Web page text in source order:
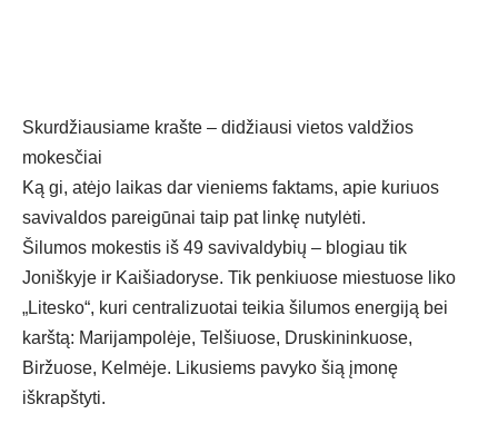
Skurdžiausiame krašte – didžiausi vietos valdžios
mokesčiai
Ką gi, atėjo laikas dar vieniems faktams, apie kuriuos
savivaldos pareigūnai taip pat linkę nutylėti.
Šilumos mokestis iš 49 savivaldybių – blogiau tik
Joniškyje ir Kaišiadoryse. Tik penkiuose miestuose liko
„Litesko“, kuri centralizuotai teikia šilumos energiją bei
karštą: Marijampolėje, Telšiuose, Druskininkuose,
Biržuose, Kelmėje. Likusiems pavyko šią įmonę
iškrapštyti.